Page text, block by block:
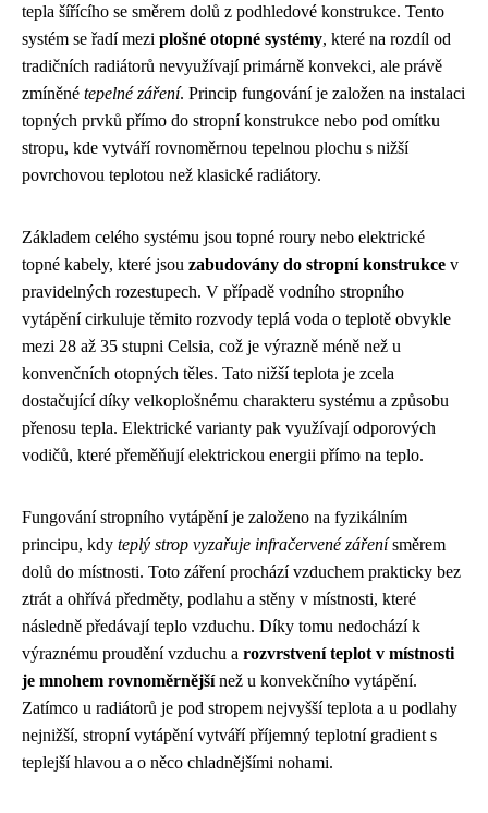
tepla šířícího se směrem dolů z podhledové konstrukce. Tento
systém se řadí mezi plošné otopné systémy, které na rozdíl od
tradičních radiátorů nevyužívají primárně konvekci, ale právě
zmíněné tepelné záření. Princip fungování je založen na instalaci
topných prvků přímo do stropní konstrukce nebo pod omítku
stropu, kde vytváří rovnoměrnou tepelnou plochu s nižší
povrchovou teplotou než klasické radiátory.
Základem celého systému jsou topné roury nebo elektrické
topné kabely, které jsou zabudovány do stropní konstrukce v
pravidelných rozestupech. V případě vodního stropního
vytápění cirkuluje těmito rozvody teplá voda o teplotě obvykle
mezi 28 až 35 stupni Celsia, což je výrazně méně než u
konvenčních otopných těles. Tato nižší teplota je zcela
dostačující díky velkoplošnému charakteru systému a způsobu
přenosu tepla. Elektrické varianty pak využívají odporových
vodičů, které přeměňují elektrickou energii přímo na teplo.
Fungování stropního vytápění je založeno na fyzikálním
principu, kdy teplý strop vyzařuje infračervené zářenísměrem
dolů do místnosti. Toto záření prochází vzduchem prakticky bez
ztrát a ohřívá předměty, podlahu a stěny v místnosti, které
následně předávají teplo vzduchu. Díky tomu nedochází k
výraznému proudění vzduchu a rozvrstvení teplot v místnosti
je mnohem rovnoměrnějšínež u konvekčního vytápění.
Zatímco u radiátorů je pod stropem nejvyšší teplota a u podlahy
nejnižší, stropní vytápění vytváří příjemný teplotní gradient s
teplejší hlavou a o něco chladnějšími nohami.